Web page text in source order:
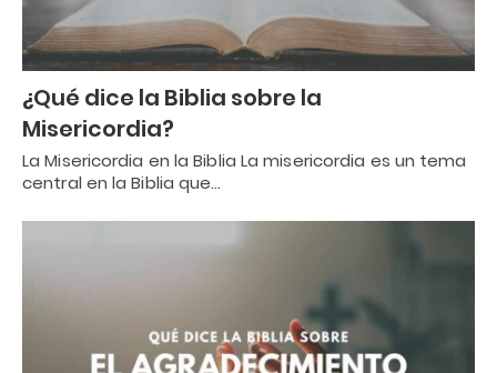
¿Qué dice la Biblia sobre la
Misericordia?
La Misericordia en la Biblia La misericordia es un tema
central en la Biblia que…